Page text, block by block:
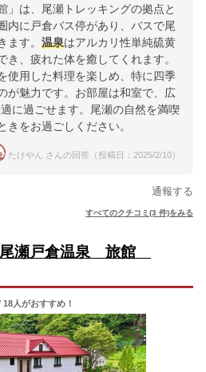
」は、尾瀬トレッキングの拠点と
内に戸倉バス停があり、バスで尾
ます。 温泉はアルカリ性単純硫黄
き、疲れた体を癒してくれます。
使用した料理を楽しめ、特に四季
が魅力です。お部屋は和室で、広
に過ごせます。尾瀬の自然を満喫
きをお過ごしください。
たけやん さんの回答（投稿日：2025/2/10）
通報する
すべてのクチコミ(3 件)をみる
瀬戸倉温泉 旅館
18人がおすすめ！